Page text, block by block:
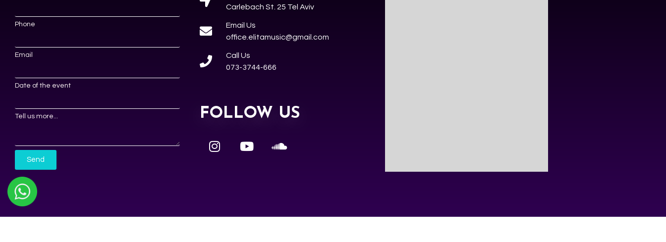
Phone
Email
Date of the event
Tell us more...
Send
Carlebach St. 25 Tel Aviv
Email Us
office.elitamusic@gmail.com
Call Us
073-3744-666
FOLLOW US